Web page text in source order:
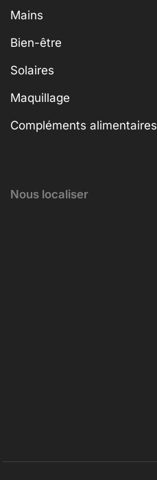
Mains
Bien-être
Solaires
Maquillage
Compléments alimentaires
Nous localiser